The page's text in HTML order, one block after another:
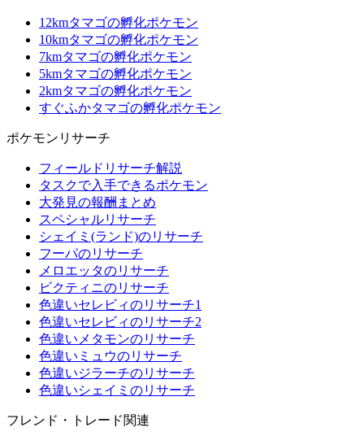
12kmタマゴの孵化ポケモン
10kmタマゴの孵化ポケモン
7kmタマゴの孵化ポケモン
5kmタマゴの孵化ポケモン
2kmタマゴの孵化ポケモン
すぐふかタマゴの孵化ポケモン
ポケモンリサーチ
フィールドリサーチ解説
タスクで入手できるポケモン
大発見の報酬まとめ
スペシャルリサーチ
シェイミ(ランド)のリサーチ
フーパのリサーチ
メロエッタのリサーチ
ビクティニのリサーチ
色違いセレビィのリサーチ1
色違いセレビィのリサーチ2
色違いメタモンのリサーチ
色違いミュウのリサーチ
色違いジラーチのリサーチ
色違いシェイミのリサーチ
フレンド・トレード関連